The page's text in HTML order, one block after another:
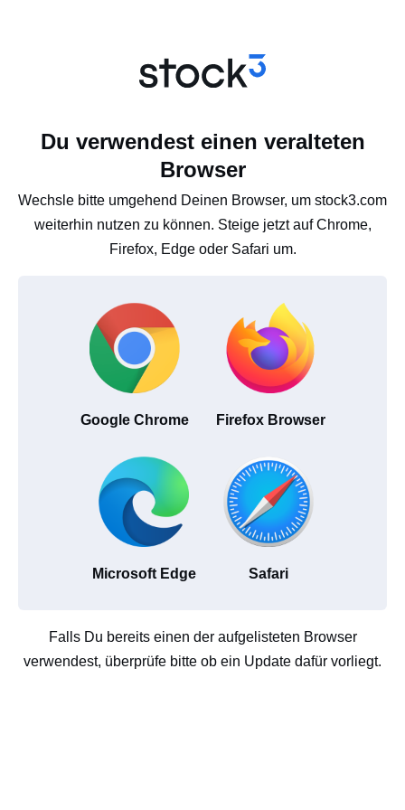
Du verwendest einen veralteten
Browser
Wechsle bitte umgehend Deinen Browser, um stock3.com
weiterhin nutzen zu können. Steige jetzt auf Chrome,
Firefox, Edge oder Safari um.
Google Chrome Firefox Browser
Microsoft Edge Safari
Falls Du bereits einen der aufgelisteten Browser
verwendest, überprüfe bitte ob ein Update dafür vorliegt.